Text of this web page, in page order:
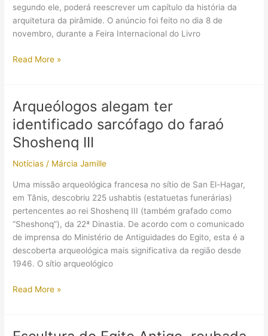
segundo ele, poderá reescrever um capítulo da história da
arquitetura da pirâmide. O anúncio foi feito no dia 8 de
novembro, durante a Feira Internacional do Livro
Uma
da
Grande
Pirâmide?
Zahi
Hawass
“reescrever
a
história”
Read More »
Arqueólogos alegam ter
identificado sarcófago do faraó
Shoshenq III
Notícias / Márcia Jamille
Uma missão arqueológica francesa no sítio de San El-Hagar,
em Tânis, descobriu 225 ushabtis (estatuetas funerárias)
pertencentes ao rei Shoshenq III (também grafado como
“Sheshonq”), da 22ª Dinastia. De acordo com o comunicado
de imprensa do Ministério de Antiguidades do Egito, esta é a
descoberta arqueológica mais significativa da região desde
1946. O sítio arqueológico
Arqueólogos
Read More »